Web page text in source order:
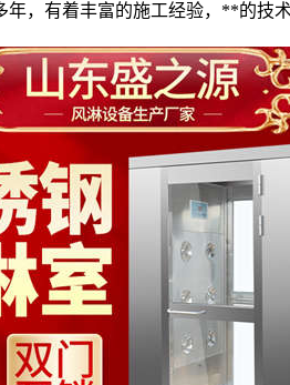
，有着丰富的施工经验，**的技